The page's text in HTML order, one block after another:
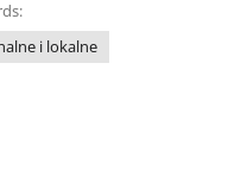
i lokalne